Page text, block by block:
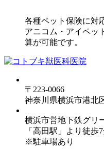
各種ペット保険に対
アニコム・アイペッ
算が可能です。
〒223-0066
神奈川県横浜市港北
横浜市営地下鉄グリ
「高田駅」より徒歩
※駐車場あり